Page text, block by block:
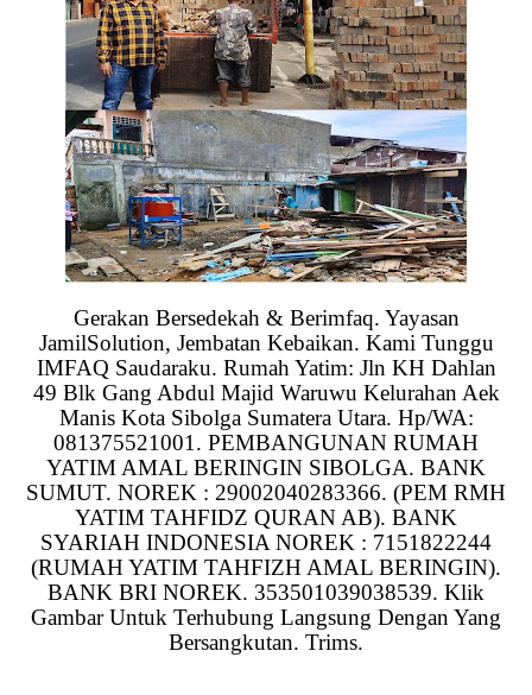
Gerakan Bersedekah & Berimfaq. Yayasan
JamilSolution, Jembatan Kebaikan. Kami Tunggu
IMFAQ Saudaraku. Rumah Yatim: Jln KH Dahlan
49 Blk Gang Abdul Majid Waruwu Kelurahan Aek
Manis Kota Sibolga Sumatera Utara. Hp/WA:
081375521001. PEMBANGUNAN RUMAH
YATIM AMAL BERINGIN SIBOLGA. BANK
SUMUT. NOREK : 29002040283366. (PEM RMH
YATIM TAHFIDZ QURAN AB). BANK
SYARIAH INDONESIA NOREK : 7151822244
(RUMAH YATIM TAHFIZH AMAL BERINGIN).
BANK BRI NOREK. 353501039038539. Klik
Gambar Untuk Terhubung Langsung Dengan Yang
Bersangkutan. Trims.